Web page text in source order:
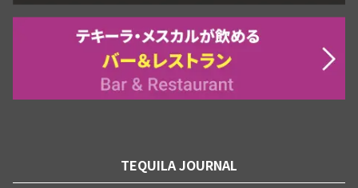
TEQUILA JOURNAL